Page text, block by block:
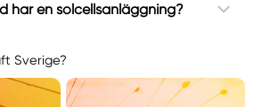
har en solcellsanläggning?
Sverige?